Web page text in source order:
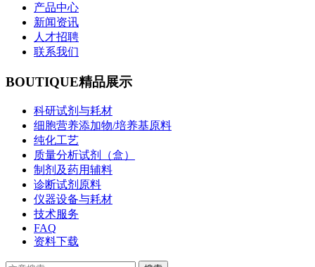
产品中心
新闻资讯
人才招聘
联系我们
BOUTIQUE精品展示
科研试剂与耗材
细胞营养添加物/培养基原料
纯化工艺
质量分析试剂（盒）
制剂及药用辅料
诊断试剂原料
仪器设备与耗材
技术服务
FAQ
资料下载